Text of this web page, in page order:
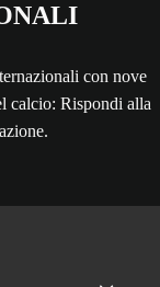
con nove
calcio: Rispondi alla